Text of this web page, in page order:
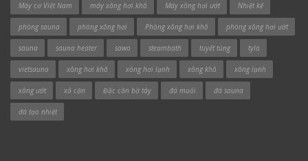
Máy cơ Việt Nam máy xông hơi khô Máy xông hơi ướt Nhiệt kế
phòng sauna phòng xông hơi Phòng xông hơi khô phòng xông hơi ướt
sauna sauna heater sawo steambath tuyết tùng tylo
vietsauna xông hơi khô xông hơi lạnh xông khô xông lạnh
xông ướt xả cặn Độc cần bờ tây đá muối đá sauna
đá tạo nhiệt